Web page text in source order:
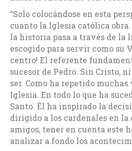
“Solo colocándose en esta
cuanto la Iglesia católica
la historia pasa a través de la
escogido para servir como su
centro! El referente
sucesor de Pedro. Sin Cristo,
ser. Como ha repetido
Iglesia. En todo lo que ha
Santo. Él ha inspirado la
dirigido a los cardenales en
amigos, tener en cuenta este
analizar a fondo los